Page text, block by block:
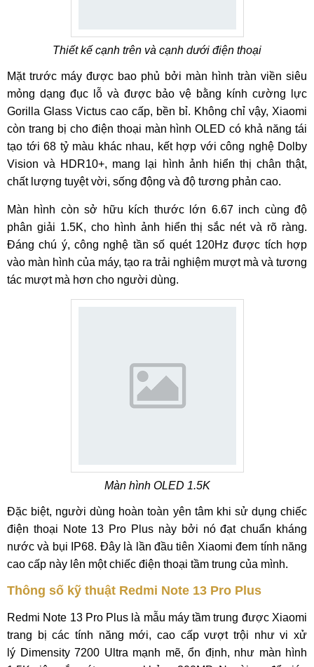
Thiết kế cạnh trên và cạnh dưới điện thoại
Mặt trước máy được bao phủ bởi màn hình tràn viền siêu
mỏng dạng đục lỗ và được bảo vệ bằng kính cường lực
Gorilla Glass Victus cao cấp, bền bỉ. Không chỉ vậy, Xiaomi
còn trang bị cho điện thoại màn hình OLED có khả năng tái
tạo tới 68 tỷ màu khác nhau, kết hợp với công nghệ Dolby
Vision và HDR10+, mang lại hình ảnh hiển thị chân thật,
chất lượng tuyệt vời, sống động và độ tương phản cao.
Màn hình còn sở hữu kích thước lớn 6.67 inch cùng độ
phân giải 1.5K, cho hình ảnh hiển thị sắc nét và rõ ràng.
Đáng chú ý, công nghệ tần số quét 120Hz được tích hợp
vào màn hình của máy, tạo ra trải nghiệm mượt mà và tương
tác mượt mà hơn cho người dùng.
Màn hình OLED 1.5K
Đặc biệt, người dùng hoàn toàn yên tâm khi sử dụng chiếc
điện thoại Note 13 Pro Plus này bởi nó đạt chuẩn kháng
nước và bụi IP68. Đây là lần đầu tiên Xiaomi đem tính năng
cao cấp này lên một chiếc điện thoại tầm trung của mình.
Thông số kỹ thuật Redmi Note 13 Pro Plus
Redmi Note 13 Pro Plus là mẫu máy tầm trung được Xiaomi
trang bị các tính năng mới, cao cấp vượt trội như vi xử
lý Dimensity 7200 Ultra mạnh mẽ, ổn định, như màn hình